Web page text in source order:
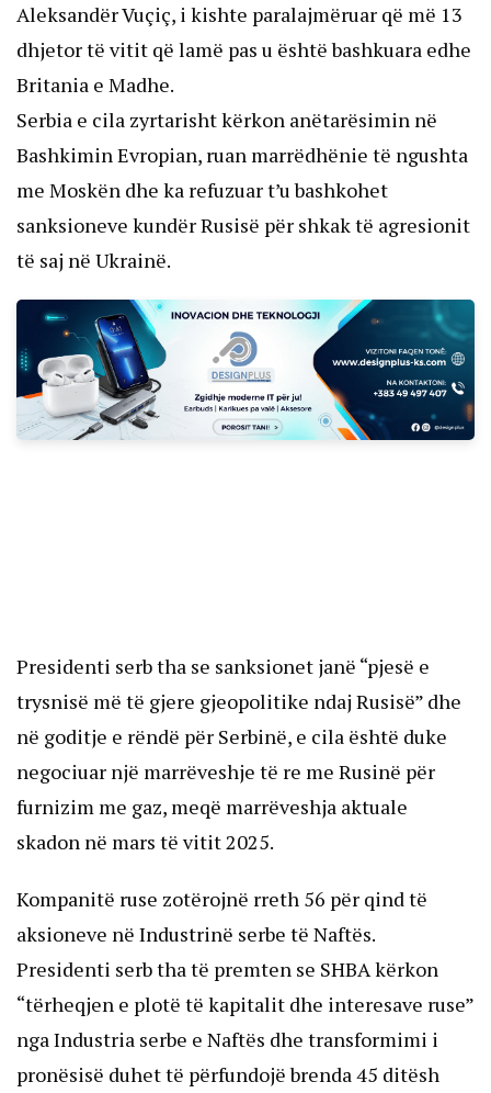
Aleksandër Vuçiç, i kishte paralajmëruar që më 13
dhjetor të vitit që lamë pas u është bashkuara edhe
Britania e Madhe.
Serbia e cila zyrtarisht kërkon anëtarësimin në
Bashkimin Evropian, ruan marrëdhënie të ngushta
me Moskën dhe ka refuzuar t’u bashkohet
sanksioneve kundër Rusisë për shkak të agresionit
të saj në Ukrainë.
Presidenti serb tha se sanksionet janë “pjesë e
trysnisë më të gjere gjeopolitike ndaj Rusisë” dhe
në goditje e rëndë për Serbinë, e cila është duke
negociuar një marrëveshje të re me Rusinë për
furnizim me gaz, meqë marrëveshja aktuale
skadon në mars të vitit 2025.
Kompanitë ruse zotërojnë rreth 56 për qind të
aksioneve në Industrinë serbe të Naftës.
Presidenti serb tha të premten se SHBA kërkon
“tërheqjen e plotë të kapitalit dhe interesave ruse”
nga Industria serbe e Naftës dhe transformimi i
pronësisë duhet të përfundojë brenda 45 ditësh